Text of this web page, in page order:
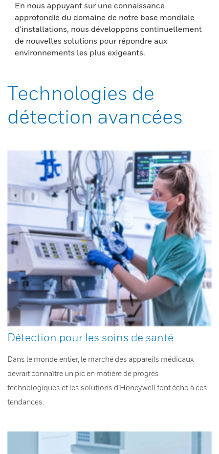
En nous appuyant sur une connaissance
approfondie du domaine de notre base mondiale
d’installations, nous développons continuellement
de nouvelles solutions pour répondre aux
environnements les plus exigeants.
Technologies de
détection avancées
Détection pour les soins de santé
Dans le monde entier, le marché des appareils médicaux
devrait connaître un pic en matière de progrès
technologiques et les solutions d’Honeywell font écho à ces
tendances.